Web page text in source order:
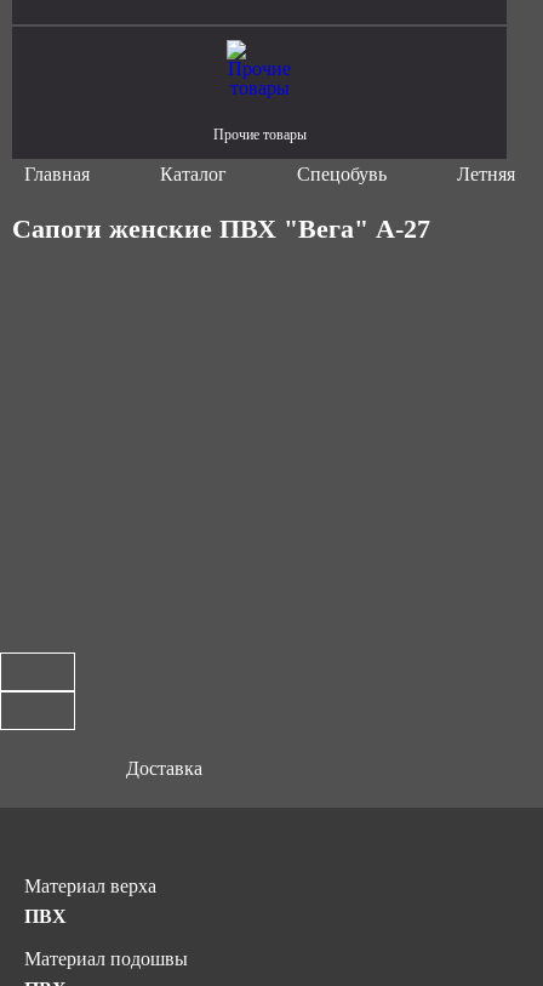
Прочие товары
Главная Каталог Спецобувь Летняя
Сапоги женские ПВХ "Вега" А-27
Доставка
Материал верха
ПВХ
Материал подошвы